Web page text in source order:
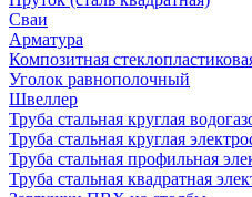
Сваи
Арматура
Композитная
Уголок равнополочный
Швеллер
Труба стальная круглая
Труба стальная круглая
Труба стальная профильная
Труба стальная квадратная